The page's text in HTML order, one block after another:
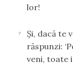
lor!
7
Şi, dacă te
răspunzi:
veni, toate